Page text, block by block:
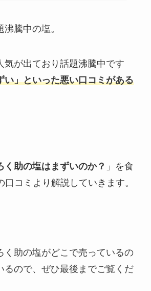
沸騰中の塩。
気が出ており話題沸騰中です
い」といった悪い口コミがある
く助の塩はまずいのか？ 」を食
コミより解説していきます。
く助の塩がどこで売っているの
るので、ぜひ最後までご覧くだ